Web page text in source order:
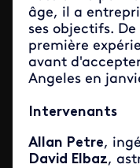
âge, il a
ses objectifs.
première
avant
Angeles en
Intervenants
Allan Petre,
David Elbaz,